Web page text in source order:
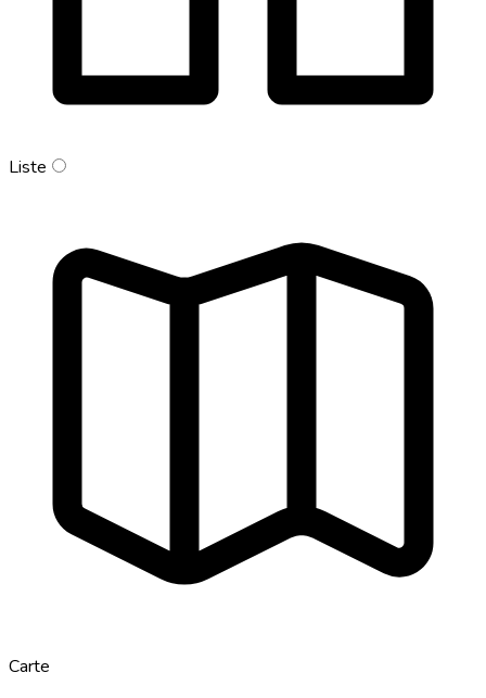
Liste
Carte